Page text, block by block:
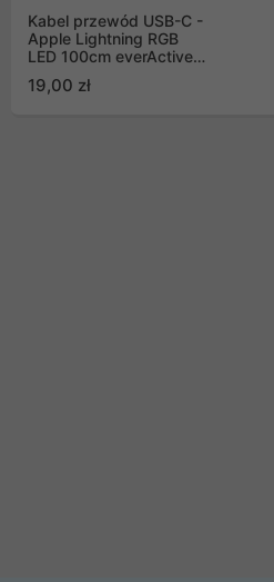
Kabel przewód USB-C -
Apple Lightning RGB
LED 100cm everActive
ładowania Power
19,00 zł